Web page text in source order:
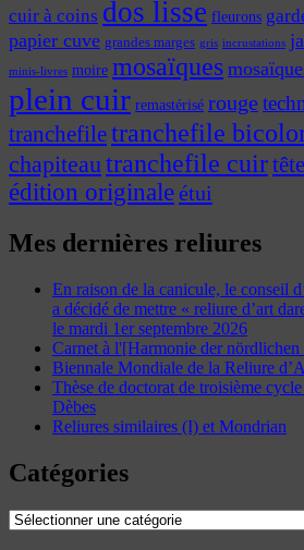
cuir à coins dos lisse fleurons
papier cuve grandes marges gris incrustations
minis-livres moire mosaïques
plein cuir remastérisé rouge
tranchefiletranchefile
chapiteautranchefile cuir
édition originaleétui
Mes dernières reliures
En raison de la canicule, le conseil
a décidé de mettre « reliure d’art
le mardi 1er septembre 2026
Carnet à l'[Harmonie der nördlichen
Biennale Mondiale de la Reliure
Thèse de doctorat de troisième
Dèbes
Reliures similaires (I) et Mondrian
Catégories
Catégories